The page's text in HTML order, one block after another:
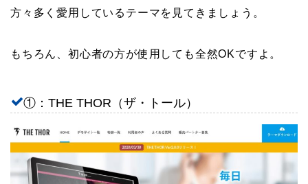
方々多く愛用しているテーマを見てきましょう。
もちろん、初心者の方が使用しても全然OKですよ。
①：THE THOR（ザ・トール）